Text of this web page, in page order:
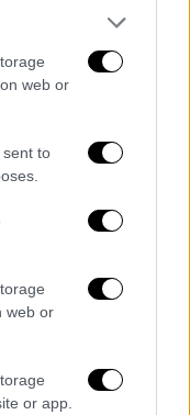
web or
to
web or
or app.
ΕΛ.ΑΣ.
στις